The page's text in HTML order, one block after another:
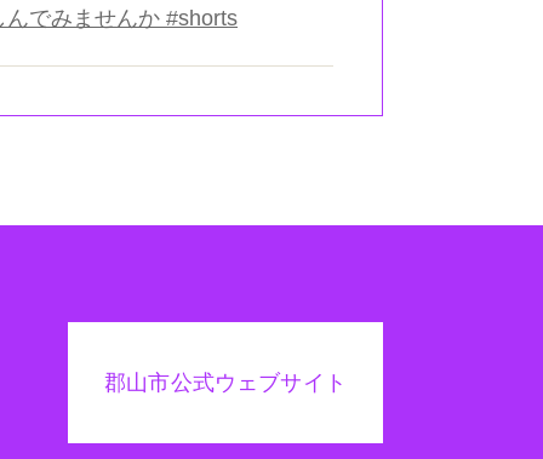
んでみませんか #shorts
郡山市公式ウェブサイト